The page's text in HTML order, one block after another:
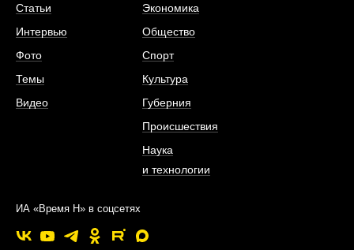
Статьи
Интервью
Фото
Темы
Видео
Экономика
Общество
Спорт
Культура
Губерния
Происшествия
Наука
и технологии
ИА «Время Н» в соцсетях